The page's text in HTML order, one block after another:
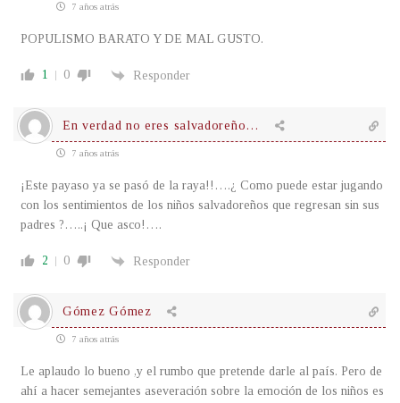
7 años atrás
POPULISMO BARATO Y DE MAL GUSTO.
1 0 Responder
En verdad no eres salvadoreño…
7 años atrás
¡Este payaso ya se pasó de la raya!!….¿ Como puede estar jugando
con los sentimientos de los niños salvadoreños que regresan sin sus
padres ?…..¡ Que asco!….
2 0 Responder
Gómez Gómez
7 años atrás
Le aplaudo lo bueno ,y el rumbo que pretende darle al país. Pero de
ahí a hacer semejantes aseveración sobre la emoción de los niños es